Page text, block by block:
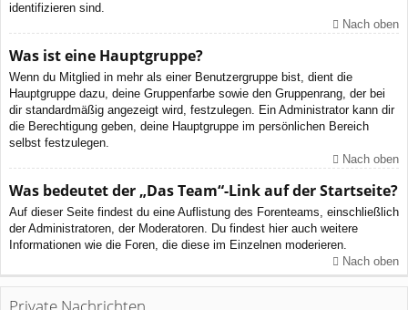
identifizieren sind.
Nach oben
Was ist eine Hauptgruppe?
Wenn du Mitglied in mehr als einer Benutzergruppe bist, dient die
Hauptgruppe dazu, deine Gruppenfarbe sowie den Gruppenrang, der bei
dir standardmäßig angezeigt wird, festzulegen. Ein Administrator kann dir
die Berechtigung geben, deine Hauptgruppe im persönlichen Bereich
selbst festzulegen.
Nach oben
Was bedeutet der „Das Team“-Link auf der Startseite?
Auf dieser Seite findest du eine Auflistung des Forenteams, einschließlich
der Administratoren, der Moderatoren. Du findest hier auch weitere
Informationen wie die Foren, die diese im Einzelnen moderieren.
Nach oben